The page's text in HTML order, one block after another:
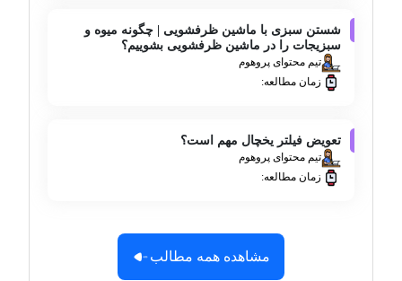
شستن سبزی با ماشین ظرفشویی | چگونه میوه و
سبزیجات را در ماشین ظرفشویی بشوییم؟
تیم محتوای پروهوم
زمان مطالعه:
تعویض فیلتر یخچال مهم است؟
تیم محتوای پروهوم
زمان مطالعه:
مشاهده همه مطالب